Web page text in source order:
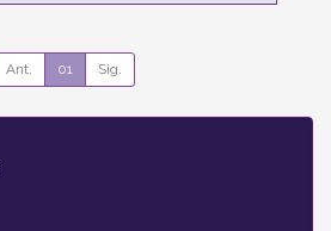
Ant. 01 Sig.